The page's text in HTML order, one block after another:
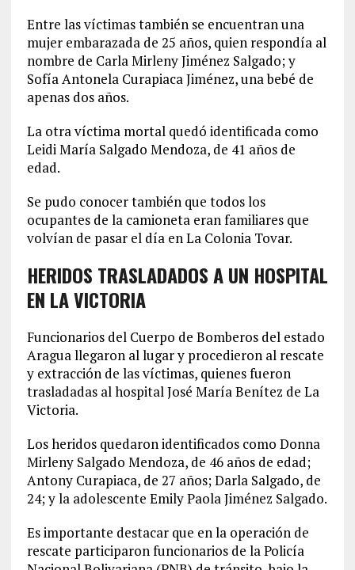
Entre las víctimas también se encuentran una
mujer embarazada de 25 años, quien respondía al
nombre de Carla Mirleny Jiménez Salgado; y
Sofía Antonela Curapiaca Jiménez, una bebé de
apenas dos años.
La otra víctima mortal quedó identificada como
Leidi María Salgado Mendoza, de 41 años de
edad.
Se pudo conocer también que todos los
ocupantes de la camioneta eran familiares que
volvían de pasar el día en La Colonia Tovar.
HERIDOS TRASLADADOS A UN HOSPITAL
EN LA VICTORIA
Funcionarios del Cuerpo de Bomberos del estado
Aragua llegaron al lugar y procedieron al rescate
y extracción de las víctimas, quienes fueron
trasladadas al hospital José María Benítez de La
Victoria.
Los heridos quedaron identificados como Donna
Mirleny Salgado Mendoza, de 46 años de edad;
Antony Curapiaca, de 27 años; Darla Salgado, de
24; y la adolescente Emily Paola Jiménez Salgado.
Es importante destacar que en la operación de
rescate participaron funcionarios de la Policía